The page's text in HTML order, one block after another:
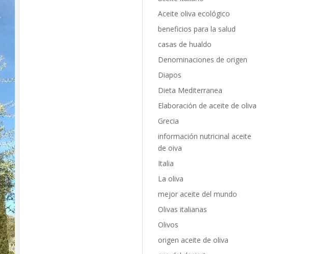
Aceite oliva ecológico
beneficios para la salud
casas de hualdo
Denominaciones de origen
Diapos
Dieta Mediterranea
Elaboración de aceite de oliva
Grecia
información nutricinal aceite
de oiva
Italia
La oliva
mejor aceite del mundo
Olivas italianas
Olivos
origen aceite de oliva